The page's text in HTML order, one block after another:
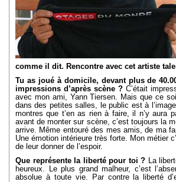
comme il dit. Rencontre avec cet artiste
Tu as joué à domicile, devant plus de
impressions d’après scène ? C’était
avec mon ami, Yann Tiersen. Mais que ce
dans des petites salles, le public est à
montres que t’en as rien à faire, il n’y aura
avant de monter sur scène, c’est toujours la
arrive. Même entouré des mes amis, de ma
Une émotion intérieure très forte. Mon métier
de leur donner de l’espoir.
Que représente la liberté pour toi ? La
heureux. Le plus grand malheur, c’est
absolue à toute vie. Par contre la liberté